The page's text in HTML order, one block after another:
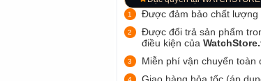
Được đảm bảo chất lượng
Được đổi trả sản phẩm
điều kiện của
Miễn phí vận chuyển toàn